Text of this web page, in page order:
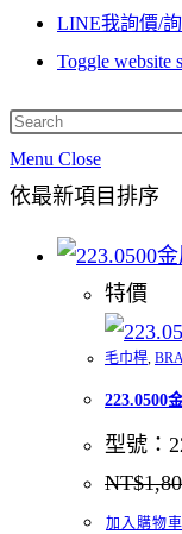
LINE我詢價/
Toggle website
Menu Close
依最新項目排序
特價
毛巾桿,
223.0500
型號：
NT$
加入購物車